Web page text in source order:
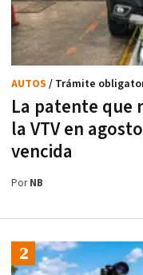
La patente que
la VTV en
vencida
AUTOS / Trámite
PorNB